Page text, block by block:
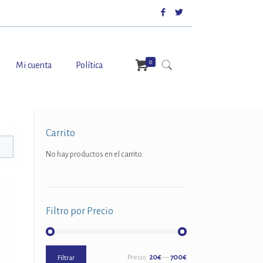
Mi cuenta Política 0
Carrito
No hay productos en el carrito.
Filtro por Precio
Filtrar Precio: 20€—700€